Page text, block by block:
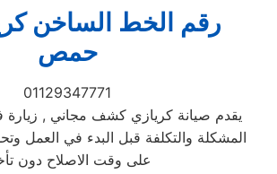
رقم الخط الساخن
حمص
01129347771
يقدم صيانة كريازي كشف مجاني , زيارة
المشكلة والتكلفة قبل البدء في العمل
على وقت الاصلاح دون